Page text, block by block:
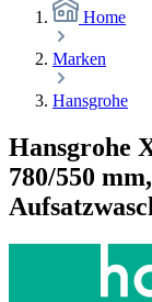
Home
Marken
Hansgrohe
Hansgrohe
780/550